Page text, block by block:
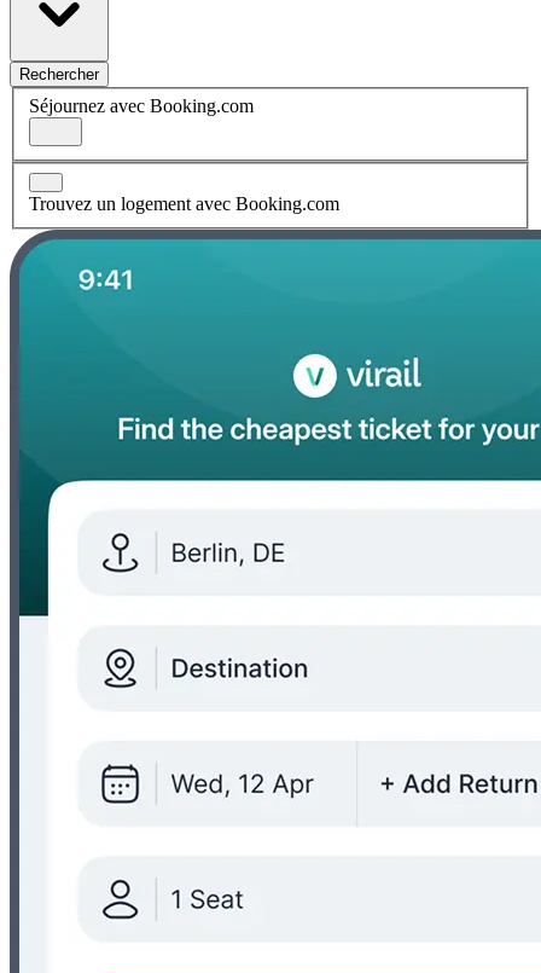
Rechercher
Séjournez avec Booking.com
Trouvez un logement avec Booking.com